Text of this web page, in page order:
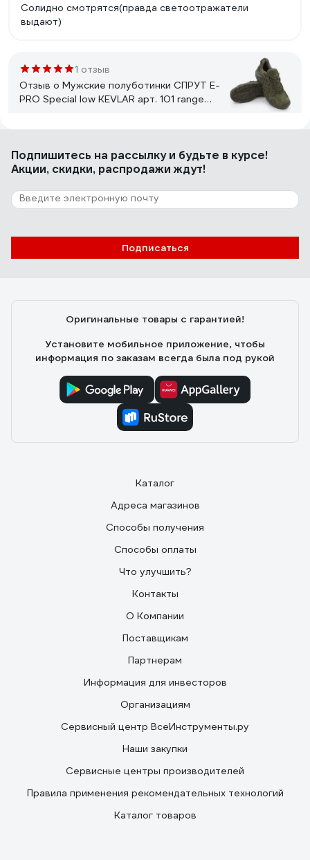
Солидно смотрятся(правда светоотражатели
выдают)
1 отзыв
Отзыв о Мужские полуботинки СПРУТ E-
PRO Special low KEVLAR арт. 101 range
Мембрана работает, замша натуральная, литьевой
метод подошвы, никогда не отвалится. Подошва
Отзыв о ботинках Антекс ЕР-00000483
Алексей М. 17.08.2024
Всё замечательно
Подпишитесь на рассылкуи будьте в курсе!
Акции, скидки, распродажи ждут!
Подписаться
Оригинальные товары с гарантией!
Установите мобильное приложение, чтобы
информация по заказам всегда была под рукой
Каталог
Адреса магазинов
Способы получения
Способы оплаты
Что улучшить?
Контакты
О Компании
Поставщикам
Партнерам
Информация для инвесторов
Организациям
Сервисный центр ВсеИнструменты.ру
Наши закупки
Сервисные центры производителей
Правила применения рекомендательных технологий
Каталог товаров